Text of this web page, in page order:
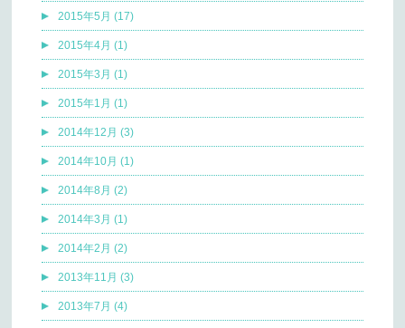
2015年5月 (17)
2015年4月 (1)
2015年3月 (1)
2015年1月 (1)
2014年12月 (3)
2014年10月 (1)
2014年8月 (2)
2014年3月 (1)
2014年2月 (2)
2013年11月 (3)
2013年7月 (4)